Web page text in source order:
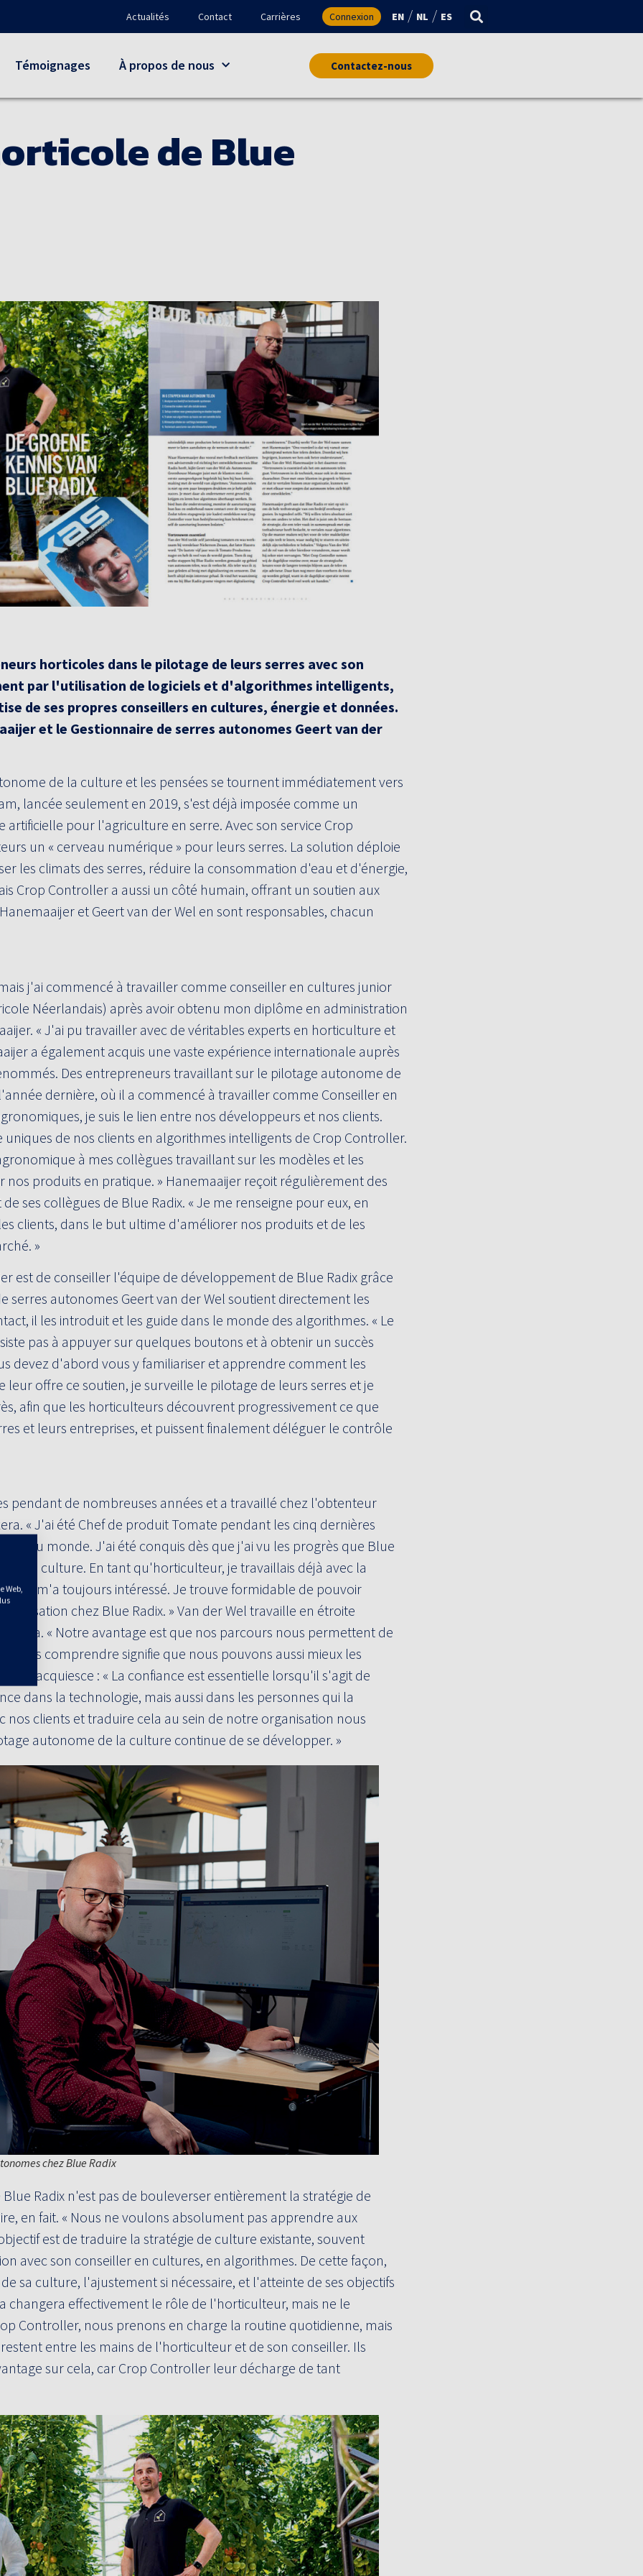
Actualités Contact Carrières Connexion EN NL ES
Témoignages À propos de nous Contactez-nous
de Blue
horticoles dans le pilotage de leurs serres avec son
par l'utilisation de logiciels et d'algorithmes intelligents,
de ses propres conseillers en cultures, énergie et données.
et le Gestionnaire de serres autonomes Geert van der
de la culture et les pensées se tournent immédiatement vers
lancée seulement en 2019, s'est déjà imposée comme un
pour l'agriculture en serre. Avec son service Crop
un « cerveau numérique » pour leurs serres. La solution déploie
les climats des serres, réduire la consommation d'eau et d'énergie,
Crop Controller a aussi un côté humain, offrant un soutien aux
et Geert van der Wel en sont responsables, chacun
j'ai commencé à travailler comme conseiller en cultures junior
Néerlandais) après avoir obtenu mon diplôme en administration
« J'ai pu travailler avec de véritables experts en horticulture et
a également acquis une vaste expérience internationale auprès
Des entrepreneurs travaillant sur le pilotage autonome de
dernière, où il a commencé à travailler comme Conseiller en
je suis le lien entre nos développeurs et nos clients.
de nos clients en algorithmes intelligents de Crop Controller.
à mes collègues travaillant sur les modèles et les
nos produits en pratique. » Hanemaaijer reçoit régulièrement des
ses collègues de Blue Radix. « Je me renseigne pour eux, en
clients, dans le but ultime d'améliorer nos produits et de les
»
est de conseiller l'équipe de développement de Blue Radix grâce
serres autonomes Geert van der Wel soutient directement les
il les introduit et les guide dans le monde des algorithmes. « Le
pas à appuyer sur quelques boutons et à obtenir un succès
devez d'abord vous y familiariser et apprendre comment les
offre ce soutien, je surveille le pilotage de leurs serres et je
afin que les horticulteurs découvrent progressivement ce que
et leurs entreprises, et puissent finalement déléguer le contrôle
pendant de nombreuses années et a travaillé chez l'obtenteur
« J'ai été Chef de produit Tomate pendant les cinq dernières
du monde. J'ai été conquis dès que j'ai vu les progrès que Blue
de la culture. En tant qu'horticulteur, je travaillais déjà avec la
Cela m'a toujours intéressé. Je trouve formidable de pouvoir
chez Blue Radix. » Van der Wel travaille en étroite
cela. « Notre avantage est que nos parcours nous permettent de
Les comprendre signifie que nous pouvons aussi mieux les
acquiesce : « La confiance est essentielle lorsqu'il s'agit de
dans la technologie, mais aussi dans les personnes qui la
clients et traduire cela au sein de notre organisation nous
autonome de la culture continue de se développer. »
chez Blue Radix
Radix n'est pas de bouleverser entièrement la stratégie de
en fait. « Nous ne voulons absolument pas apprendre aux
est de traduire la stratégie de culture existante, souvent
avec son conseiller en cultures, en algorithmes. De cette façon,
sa culture, l'ajustement si nécessaire, et l'atteinte de ses objectifs
changera effectivement le rôle de l'horticulteur, mais ne le
Controller, nous prenons en charge la routine quotidienne, mais
entre les mains de l'horticulteur et de son conseiller. Ils
sur cela, car Crop Controller leur décharge de tant
Web,